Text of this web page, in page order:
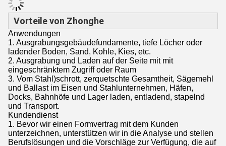
Vorteile von Zhonghe
Anwendungen
1. Ausgrabungsgebäudefundamente, tiefe Löcher oder
ladender Boden, Sand, Kohle, Kies, etc.
2. Ausgrabung und Laden auf der Seite mit mit
eingeschränktem Zugriff oder Raum
3. Vom Stahl)schrott, zerquetschte Gesamtheit, Sägemehl
und Ballast im Eisen und Stahlunternehmen, Häfen,
Docks, Bahnhöfe und Lager laden, entladend, stapelnd
und Transport.
Kundendienst
1. Bevor wir einen Formvertrag mit dem Kunden
unterzeichnen, unterstützen wir in die Analyse und stellen
Berufslösungen und die Vorschläge zur Verfügung, die auf